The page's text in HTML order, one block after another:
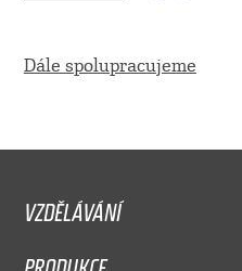
Dále spolupracujeme
VZDĚLÁVÁNÍ